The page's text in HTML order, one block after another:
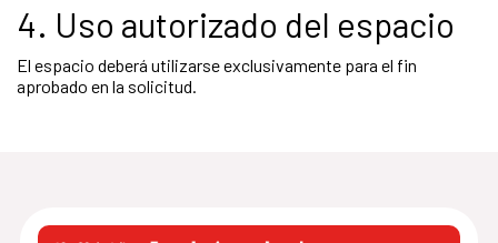
4. Uso autorizado del espacio
El espacio deberá utilizarse exclusivamente para el fin
aprobado en la solicitud.